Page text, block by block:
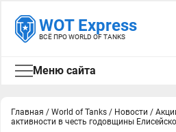
WOT Express
ВСЁ ПРО WORLD OF TANKS
Меню сайта
Главная / World of Tanks / Новости /
активности в честь годовщины